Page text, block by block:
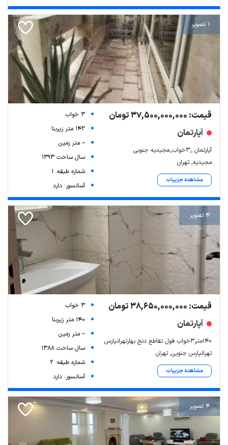
1 تصویر
قیمت: 37,500,000,000 تومان
آپارتمان
آپارتمان _3خواب_مجیدیه جنوبی
مجیدیه, تهران
مشاهده جزییات
3 خواب
142 متر زیربنا
-- متر زمین
سال ساخت 1393
شماره طبقه: 1
آسانسور: دارد
4 تصویر
قیمت: 38,650,000,000 تومان
آپارتمان
۱۴۰متر۳خواب فول تقاطع دنج بهارتهرانپارس
تهرانپارس جنوبی, تهران
مشاهده جزییات
3 خواب
140 متر زیربنا
-- متر زمین
سال ساخت 1388
شماره طبقه: 2
آسانسور: دارد
4 تصویر